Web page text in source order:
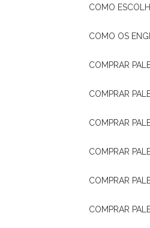
COMO
COMO OS
COMPRAR
COMPRAR
COMPRAR
COMPRAR
COMPRAR
COMPRAR